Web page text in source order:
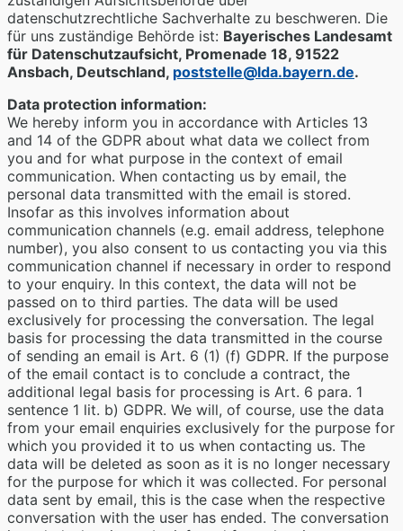
datenschutzrechtliche Sachverhalte zu beschweren. Die
für uns zuständige Behörde ist: Bayerisches Landesamt
für Datenschutzaufsicht, Promenade 18, 91522
Ansbach, Deutschland, poststelle@lda.bayern.de.
Data protection information:
We hereby inform you in accordance with Articles 13
and 14 of the GDPR about what data we collect from
you and for what purpose in the context of email
communication. When contacting us by email, the
personal data transmitted with the email is stored.
Insofar as this involves information about
communication channels (e.g. email address, telephone
number), you also consent to us contacting you via this
communication channel if necessary in order to respond
to your enquiry. In this context, the data will not be
passed on to third parties. The data will be used
exclusively for processing the conversation. The legal
basis for processing the data transmitted in the course
of sending an email is Art. 6 (1) (f) GDPR. If the purpose
of the email contact is to conclude a contract, the
additional legal basis for processing is Art. 6 para. 1
sentence 1 lit. b) GDPR. We will, of course, use the data
from your email enquiries exclusively for the purpose for
which you provided it to us when contacting us. The
data will be deleted as soon as it is no longer necessary
for the purpose for which it was collected. For personal
data sent by email, this is the case when the respective
conversation with the user has ended. The conversation